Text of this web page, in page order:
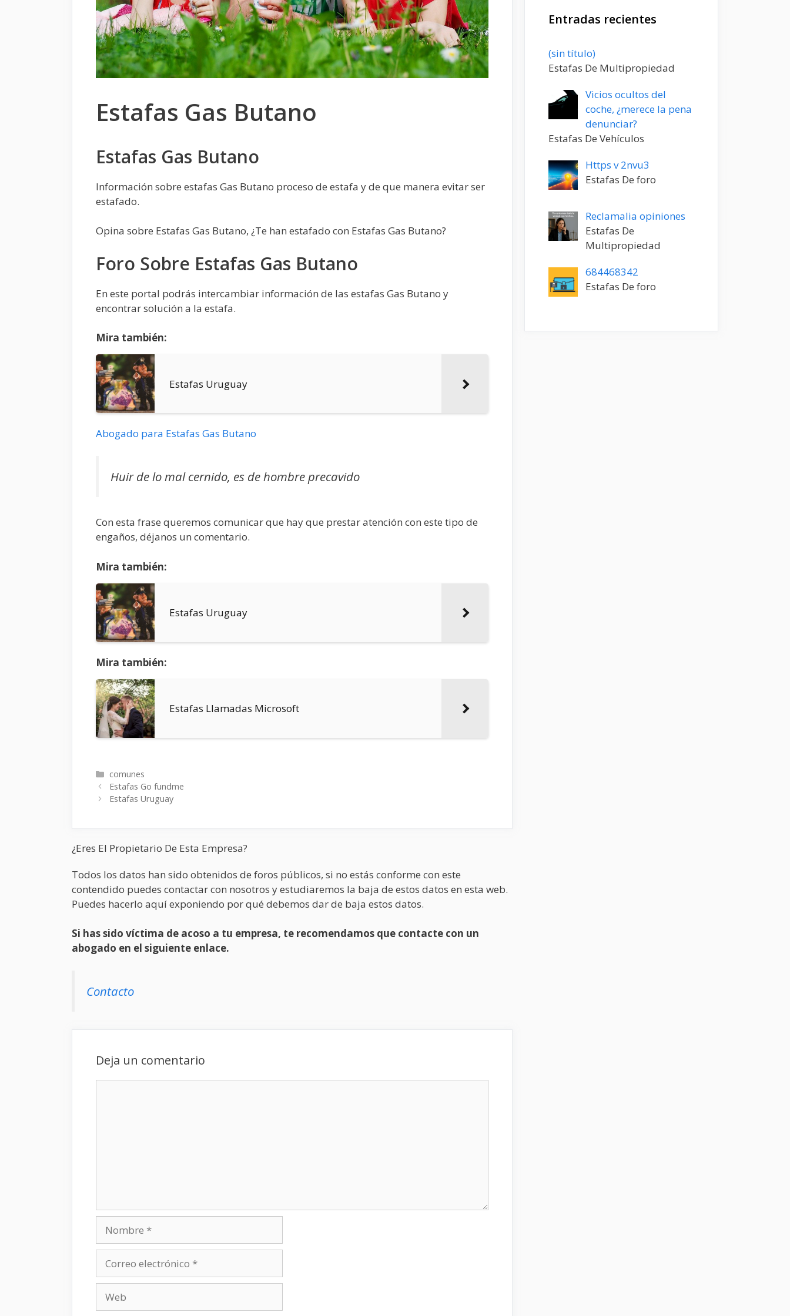
Estafas Gas Butano
Estafas Gas Butano
Información sobre estafas Gas Butano proceso de estafa y de que manera evitar ser
estafado.
Opina sobre Estafas Gas Butano, ¿Te han estafado con Estafas Gas Butano?
Foro Sobre Estafas Gas Butano
En este portal podrás intercambiar información de las estafas Gas Butano y
encontrar solución a la estafa.
Mira también:
Estafas Uruguay
Abogado para Estafas Gas Butano
Huir de lo mal cernido, es de hombre precavido
Con esta frase queremos comunicar que hay que prestar atención con este tipo de
engaños, déjanos un comentario.
Mira también:
Estafas Uruguay
Mira también:
Estafas Llamadas Microsoft
Categorías
comunes
Estafas Go fundme
Estafas Uruguay
¿Eres El Propietario De Esta Empresa?
Todos los datos han sido obtenidos de foros públicos, si no estás conforme con este
contendido puedes contactar con nosotros y estudiaremos la baja de estos datos en esta web.
Puedes hacerlo aquí exponiendo por qué debemos dar de baja estos datos.
Si has sido víctima de acoso a tu empresa, te recomendamos que contacte con un
abogado en el siguiente enlace.
Contacto
Deja un comentario
electrónico
Entradas recientes
(sin título)Entrada
20198
Estafas De Multipropiedad
Vicios ocultos del
coche, ¿merece la pena
denunciar?
Estafas De Vehículos
Https v 2nvu3
Estafas De foro
Reclamalia opiniones
Estafas De
Multipropiedad
684468342
Estafas De foro